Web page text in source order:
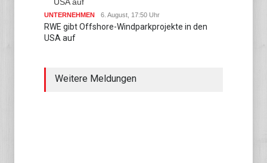
UNTERNEHMEN 6. August, 17:50 Uhr
RWE gibt Offshore-Windparkprojekte in den
USA auf
Weitere Meldungen